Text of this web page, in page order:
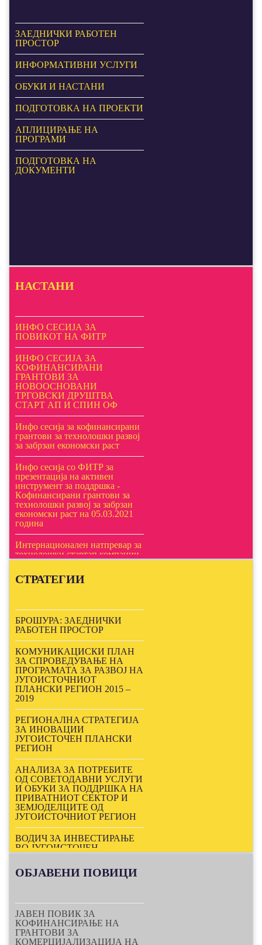
ЗАЕДНИЧКИ РАБОТЕН
ПРОСТОР
ИНФОРМАТИВНИ УСЛУГИ
ОБУКИ И НАСТАНИ
ПОДГОТОВКА НА ПРОЕКТИ
АПЛИЦИРАЊЕ НА
ПРОГРАМИ
ПОДГОТОВКА НА
ДОКУМЕНТИ
НАСТАНИ
ИНФО СЕСИЈА ЗА
ПОВИКОТ НА ФИТР
ИНФО СЕСИЈА ЗА
КОФИНАНСИРАНИ
ГРАНТОВИ ЗА
НОВООСНОВАНИ
ТРГОВСКИ ДРУШТВА
СТАРТ АП И СПИН ОФ
Инфо сесија за кофинансирани
грантови за технолошки развој
за забрзан економски раст
Инфо сесија со ФИТР за
презентација на активен
инструмент за поддршка -
Кoфинансирани грантови за
технолошки развој за забрзан
економски раст на 05.03.2021
година
Интернационален натпревар за
технолошки стартап компании
„EIT Digital Challenge 2020“
Онлајн обуки за GDPR и ISO
ПРЕЗЕНТАЦИЈА НА
МЕРКИТЕ НА
МИНИСТЕРСТВО ЗА
ЕКОНОМИЈА ЗА 2021
БЕСПЛАТНА ОНЛАЈН
ОБУКА ЗА ИПАРД 2
ПРОГРАМА, МОЖНОСТИ ЗА
КОФИНАНСИРАЊЕ
Виртуелен настан за
вмрежување „Technology &
Business Cooperation Days 2020“
вмрежување „Cluster-to-Cluster
Meeting & Innovat&Match
Brokerage Event“
ПЕТДНЕВНА ОБУКА: КАКО
ДА ЗАПОЧНЕШ
Nastan6
Nastan5
Nastan3
Nastan2
СТРАТЕГИИ
БРОШУРА: ЗАЕДНИЧКИ
РАБОТЕН ПРОСТОР
КОМУНИКАЦИСКИ ПЛАН
ЗА СПРОВЕДУВАЊЕ НА
ПРОГРАМАТА ЗА РАЗВОЈ НА
ЈУГОИСТОЧНИОТ
ПЛАНСКИ РЕГИОН 2015 –
2019
РЕГИОНАЛНA СТРАТЕГИЈА
ЗА ИНОВАЦИИ
ЈУГОИСТОЧЕН ПЛАНСКИ
РЕГИОН
АНАЛИЗА ЗА ПОТРЕБИТЕ
ОД СОВЕТОДАВНИ УСЛУГИ
И ОБУКИ ЗА ПОДДРШКА НА
ПРИВАТНИОТ СЕКТОР И
ЗЕМЈОДЕЛЦИТЕ ОД
ЈУГОИСТОЧНИОТ РЕГИОН
ВОДИЧ ЗА ИНВЕСТИРАЊЕ
ВО ЈУГОИСТОЧЕН
ПРОГРАМА ЗА РАЗВОЈ И
ЈУГОИСТОЧЕН ПЛАНСКИ
РЕГИОН (2016–2020) СО
АКЦИСКИ ПЛАН (2016–2017)
ОБЈАВЕНИ ПОВИЦИ
ЈАВЕН ПОВИК ЗА
КОФИНАНСИРАЊЕ НА
ГРАНТОВИ ЗА
КОМЕРЦИЈАЛИЗАЦИЈА НА